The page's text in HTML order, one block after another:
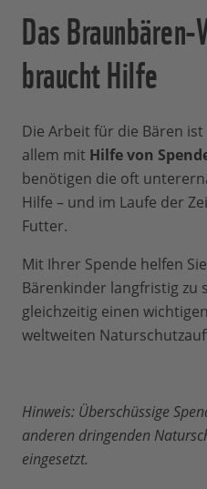
Das
braucht Hilfe
Die Arbeit für die Bären
allem mit Hilfe von
benötigen die oft
Hilfe – und im Laufe der
Futter.
Mit Ihrer Spende helfen
Bärenkinder langfristig zu
gleichzeitig einen
weltweiten
Hinweis: Überschüssige
anderen dringenden
eingesetzt.